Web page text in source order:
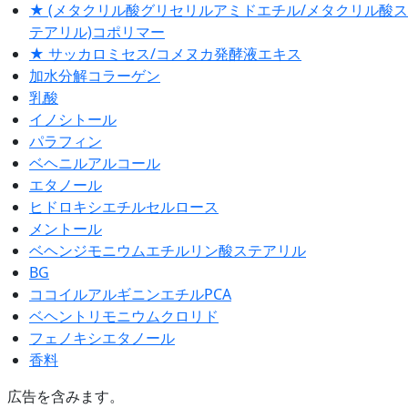
★ (メタクリル酸グリセリルアミドエチル/メタクリル酸ス
テアリル)コポリマー
★ サッカロミセス/コメヌカ発酵液エキス
加水分解コラーゲン
乳酸
イノシトール
パラフィン
ベヘニルアルコール
エタノール
ヒドロキシエチルセルロース
メントール
ベヘンジモニウムエチルリン酸ステアリル
BG
ココイルアルギニンエチルPCA
ベヘントリモニウムクロリド
フェノキシエタノール
香料
広告を含みます。